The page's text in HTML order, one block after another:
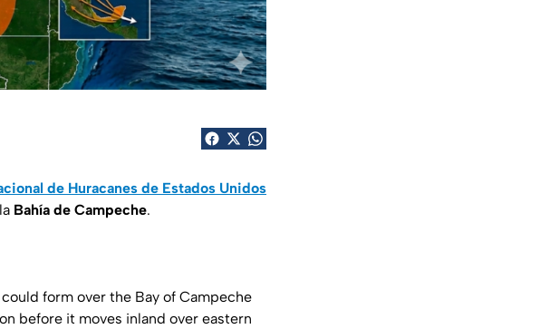
de Huracanes de Estados Unidos
Bahía de Campeche.
form over the Bay of Campeche
before it moves inland over eastern